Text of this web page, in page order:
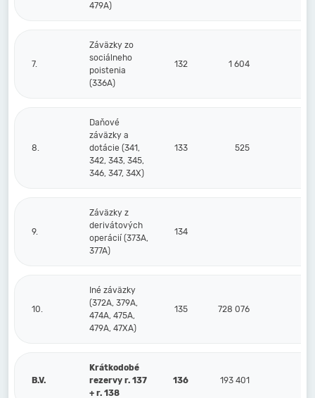
479A)
7.
Záväzky zo
sociálneho
poistenia
(336A)
132 1 604
8.
Daňové
záväzky a
dotácie (341,
342, 343, 345,
346, 347, 34X)
133 525
9.
Záväzky z
derivátových
operácií (373A,
377A)
134
10.
Iné záväzky
(372A, 379A,
474A, 475A,
479A, 47XA)
135 728 076
B.V.
Krátkodobé
rezervy r. 137
+ r. 138
136 193 401